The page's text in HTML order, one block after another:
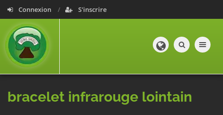
Connexion S'inscrire
Toggle
bracelet infrarouge lointain